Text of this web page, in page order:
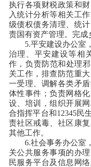
执行各项财税政策和
入统计分析等相关工
级债权债务清理、统
责国有资产管理。完成
5.平安建设办公室
治理、平安建设等相
作，负责防范和处理
关工作，排查防范重
一受理、调解各类矛
体性事件；负责网格
设、培训，组织开展
合指挥平台和12345民
责社区戒毒、社区康
其他工作。
6.社会事务办公室
关公共服务事项的办
民服务平台及信息网